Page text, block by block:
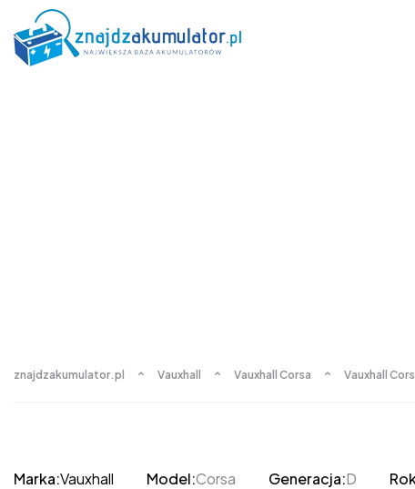
znajdzakumulator.pl Vauxhall Vauxhall Corsa Vauxhall
Marka:Vauxhall Model:Corsa Generacja:D